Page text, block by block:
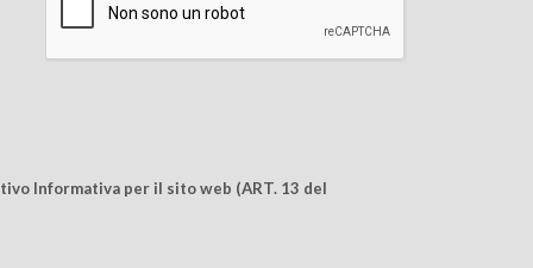
Informativa per il sito web (ART. 13 del